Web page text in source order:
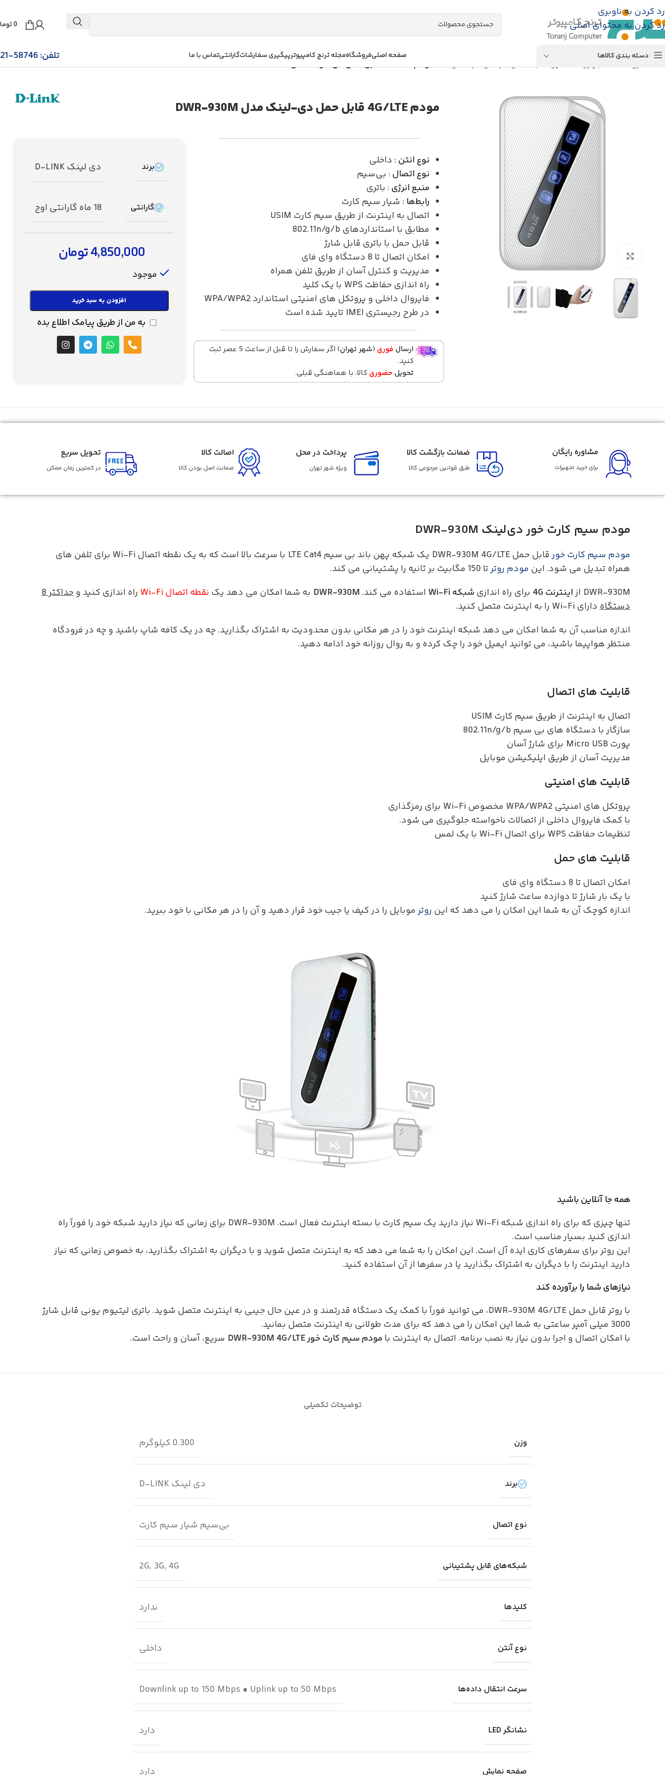
رد کردن به ناوبری
رد کردن به محتوای اصلی
0
دسته بندی کالاها صفحه اصلیفروشگاهمجله ترنج کامپیوترپیگیری سفارشاتگارانتیتماس با ما تلفن: 58746-021
فروشگاه تجهیزات اکتیو شبکه/مودم/مودم 4G و 3G /مودم 4G/LTE قابل حمل دی-لینک مدل DWR-930M
بزرگنمایی تصویر
مودم 4G/LTE قابل حمل دی-لینک مدل DWR-930M
نوع انتن : داخلی
نوع اتصال : بی‌سیم
منبع انرژی : باتری
رابط‌ها : شیار سیم کارت
اتصال به اینترنت از طریق سیم کارت USIM
مطابق با استانداردهای 802.11n/g/b
قابل حمل با باتری قابل شارژ
امکان اتصال تا 8 دستگاه وای فای
مدیریت و کنترل آسان از طریق تلفن همراه
راه اندازی حفاظت WPS با یک کلید
فایروال داخلی و پروتکل های امنیتی استاندارد WPA/WPA2
در طرح رجیستری IMEI تایید شده است
ارسال فوری (شهر تهران
) اگر سفارش را تا قبل از ساعت 5 عصر ثبت
کنید.
تحویلحضوری کالا، با هماهنگی قبلی.
برند دی لینک D-LINK
گارانتی 18 ماه گارانتی اوج
4,850,000تومان
موجود
افزودن به سبد خرید
به من از طریق پیامک اطلاع بده
مشاوره رایگان
برای خرید تجهیزات
ضمانت بازگشت کالا
طبق قوانین مرجوعی کالا
پرداخت در محل
ویژه شهر تهران
اصالت کالا
ضمانت اصل بودن کالا
تحویل سریع
در کمترین زمان ممکن
مودم سیم کارت خور دی‌لینک DWR-930M
مودم سیم کارت خور
قابل حمل DWR-930M 4G/LTE یک شبکه پهن باند بی سیم LTE Cat4 با سرعت بالا است که به یک نقطه اتصال Wi-Fi برای تلفن های
همراه تبدیل می شود. این مودم روترتا 150 مگابیت بر ثانیه را پشتیبانی می کند.
DWR-930M از
اینترنت 4G برای راه اندازی شبکه Wi-Fi استفاده می کند. DWR-930M به شما امکان می دهد یک نقطه اتصال Wi-Fi راه اندازی کنید و
حداکثر 8
دستگاه دارای Wi-Fi را به اینترنت متصل کنید.
اندازه مناسب آن به شما امکان می دهد شبکه اینترنت خود را در هر مکانی بدون محدودیت به اشتراک بگذارید. چه در یک کافه شاپ باشید و چه در فرودگاه
منتظر هواپیما باشید، می توانید ایمیل خود را چک کرده و به روال روزانه خود ادامه دهید.
قابلیت های اتصال
اتصال به اینترنت از طریق سیم کارت USIM
سازگار با دستگاه های بی سیم 802.11n/g/b
پورت Micro USB برای شارژ آسان
مدیریت آسان از طریق اپلیکیشن موبایل
قابلیت های امنیتی
پروتکل های امنیتی WPA/WPA2 مخصوص Wi-Fi برای رمزگذاری
با کمک فایروال داخلی از اتصالات ناخواسته جلوگیری می شود.
تنظیمات حفاظت WPS برای اتصال Wi-Fi با یک لمس
قابلیت های حمل
امکان اتصال تا 8 دستگاه وای فای
با یک بار شارژ تا دوازده ساعت شارژ کنید
اندازه کوچک آن به شما این امکان را می دهد که این روترموبایل را در کیف یا جیب خود قرار دهید و آن را در هر مکانی با خود ببرید.
همه جا آنلاین باشید
تنها چیزی که برای راه اندازی شبکه Wi-Fi نیاز دارید یک سیم کارت با بسته اینترنت فعال است. DWR-930M برای زمانی که نیاز دارید شبکه خود را فوراً راه
اندازی کنید بسیار مناسب است.
این روتر برای سفرهای کاری ایده آل است. این امکان را به شما می دهد که به اینترنت متصل شوید و با دیگران به اشتراک بگذارید، به خصوص زمانی که نیاز
دارید اینترنت را با دیگران به اشتراک بگذارید یا در سفرها از آن استفاده کنید.
نیازهای شما را برآورده کند
با روتر قابل حمل DWR-930M 4G/LTE، می توانید فوراً با کمک یک دستگاه قدرتمند و در عین حال جیبی به اینترنت متصل شوید. باتری لیتیوم یونی قابل شارژ
3000 میلی آمپر ساعتی به شما این امکان را می دهد که برای مدت طولانی به اینترنت متصل بمانید.
با امکان اتصال و اجرا بدون نیاز به نصب برنامه. اتصال به اینترنت با مودم سیم کارت خور DWR-930M 4G/LTE سریع، آسان و راحت است.
توضیحات تکمیلی
وزن 0.300 کیلوگرم
برند دی لینک D-LINK
نوع اتصال بی‌سیم شیار سیم کارت
شبکه‌های قابل پشتیبانی 2G, 3G, 4G
کلیدها ندارد
نوع آنتن داخلی
سرعت انتقال داده‌ها Downlink up to 150 Mbps • Uplink up to 50 Mbps
نشانگر LED دارد
صفحه نمایش دارد